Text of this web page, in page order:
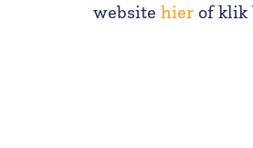
website hier of klik